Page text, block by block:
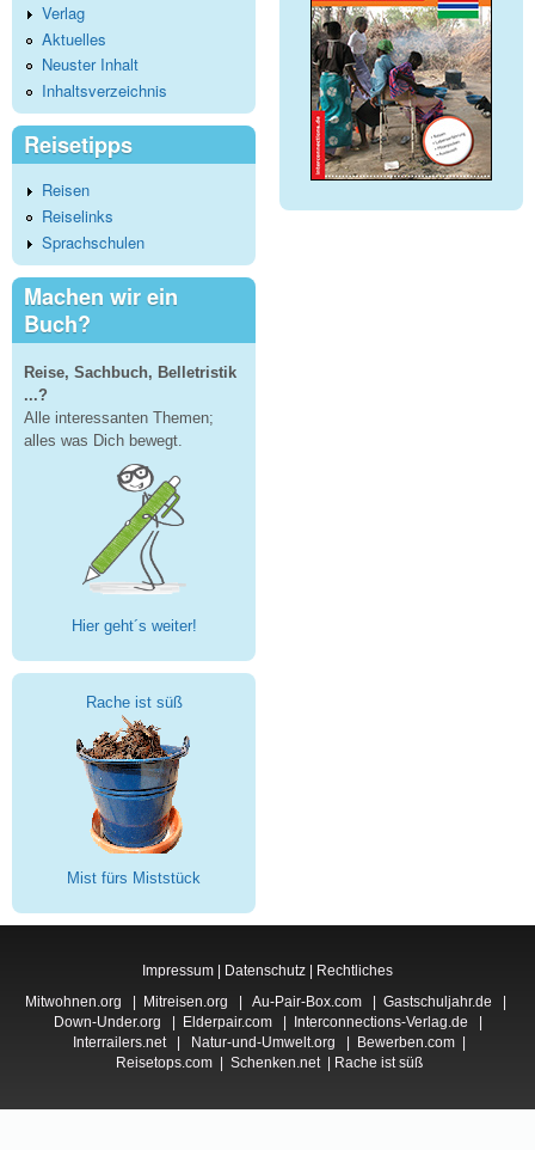
Verlag
Aktuelles
Neuster Inhalt
Inhaltsverzeichnis
Reisetipps
Reisen
Reiselinks
Sprachschulen
Machen wir ein
Buch?
Reise, Sachbuch, Belletristik
...?
Alle interessanten Themen;
alles was Dich bewegt.
Hier geht´s weiter!
Rache ist süß
Mist fürs Miststück
Impressum | Datenschutz | Rechtliches
Mitwohnen.org
Mitreisen.org Au-Pair-Box.com Gastschuljahr.de
Down-Under.org
Elderpair.com| Interconnections-Verlag.de
Interrailers.net| Natur-und-Umwelt.org Bewerben.com
Reisetops.com
Schenken.net| Rache ist süß